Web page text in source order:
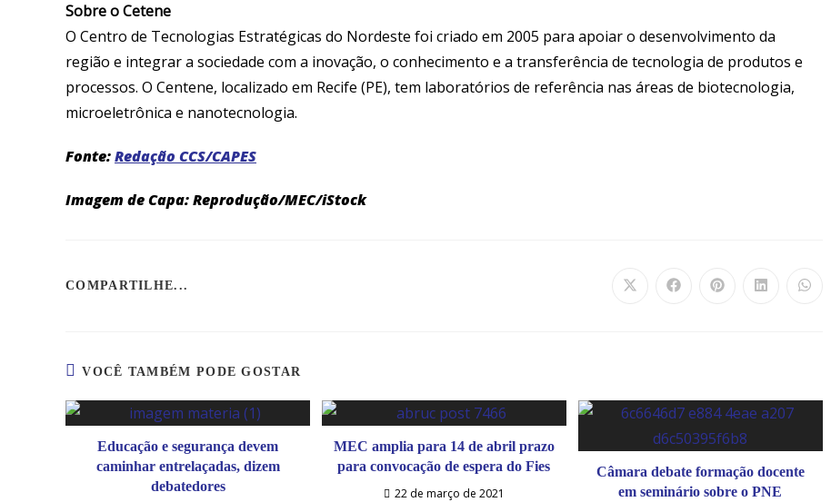
Sobre o Cetene
O Centro de Tecnologias Estratégicas do Nordeste foi criado em 2005 para apoiar o desenvolvimento da
região e integrar a sociedade com a inovação, o conhecimento e a transferência de tecnologia de produtos e
processos. O Centene, localizado em Recife (PE), tem laboratórios de referência nas áreas de biotecnologia,
microeletrônica e nanotecnologia.
Fonte:Redação CCS/CAPES
Imagem de Capa: Reprodução/MEC/iStock
COMPARTILHE... Abre Abre Abre Abre Abre
VOCÊ TAMBÉM PODE GOSTAR
Educação e segurança devem
caminhar entrelaçadas, dizem
debatedores
MEC amplia para 14 de abril prazo
para convocação de espera do Fies
22 de março de 2021
Câmara debate formação docente
em seminário sobre o PNE